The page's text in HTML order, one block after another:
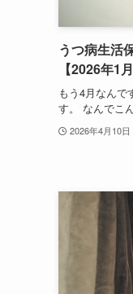
うつ病生活
【2026年1
もう4月なんで
す。 なんでこ
2026年4月10日